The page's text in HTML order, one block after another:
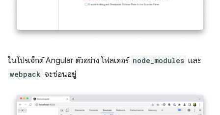
ในโปรเจ็กต์ Angular ตัวอย่าง โฟลเดอร์ node_modules และ
webpack จะซ่อนอยู่